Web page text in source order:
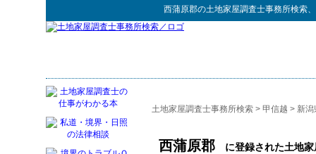
西蒲原郡の土地家屋調査士事務所検索
土地家屋調査士事務所検索 > 甲信越 > 新潟
西蒲原郡 に登録された土地家